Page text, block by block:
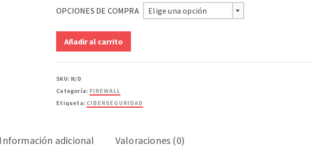
OPCIONES DE COMPRA Elige una opción
Añadir al carrito
SKU: N/D
Categoría: FIREWALL
Etiqueta: CIBERSEGURIDAD
Información adicional Valoraciones (0)